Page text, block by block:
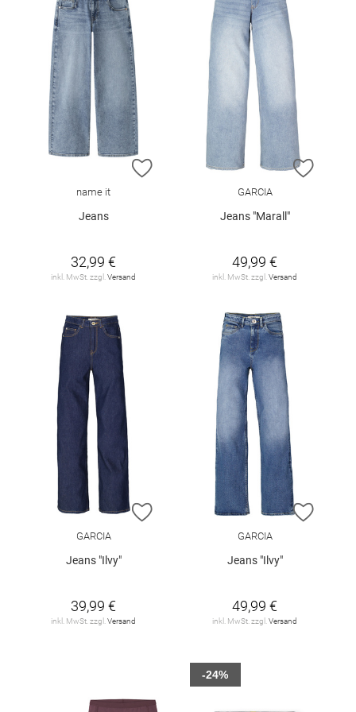
ZUR WUNSCHLISTE HINZUFÜGEN
name it
Jeans
32,99 €
inkl. MwSt. zzgl. Versand
ZUR
GARCIA
Jeans "Marall"
49,99 €
inkl. MwSt. zzgl. Versand
ZUR WUNSCHLISTE HINZUFÜGEN
GARCIA
Jeans "Ilvy"
39,99 €
inkl. MwSt. zzgl. Versand
ZUR
GARCIA
Jeans "Ilvy"
49,99 €
inkl. MwSt. zzgl. Versand
-24%